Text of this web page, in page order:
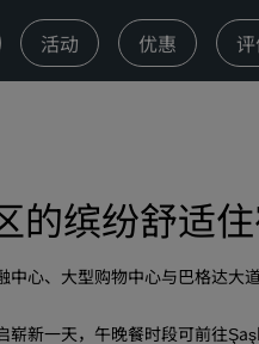
丽笙酒店集团应用
活动 优惠
的缤纷舒适
心、大型购物中心与巴格达大
崭新一天，午晚餐时段可前往